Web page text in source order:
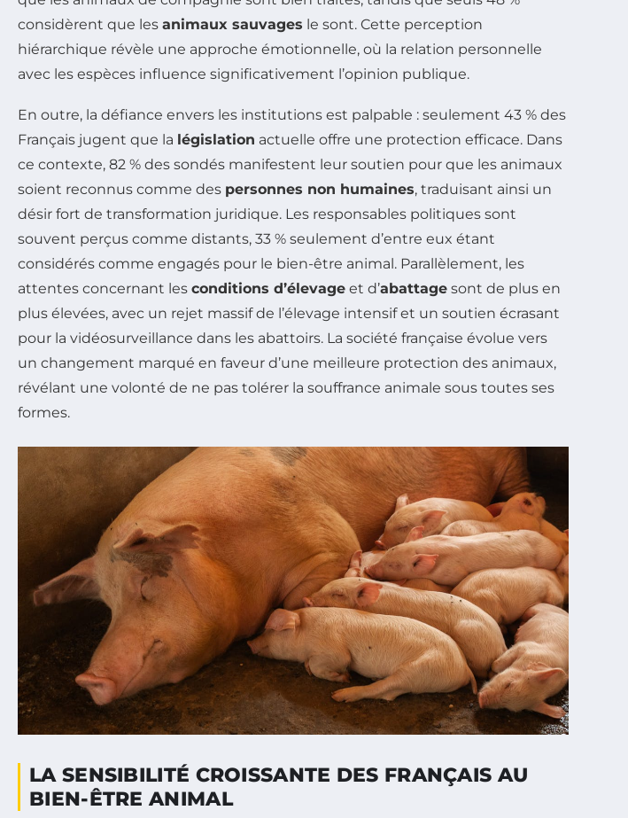
considèrent que les animaux sauvages le sont. Cette perception
hiérarchique révèle une approche émotionnelle, où la relation personnelle
avec les espèces influence significativement l’opinion publique.
En outre, la défiance envers les institutions est palpable : seulement 43 % des
Français jugent que la législation actuelle offre une protection efficace. Dans
ce contexte, 82 % des sondés manifestent leur soutien pour que les animaux
soient reconnus comme des personnes non humaines, traduisant ainsi un
désir fort de transformation juridique. Les responsables politiques sont
souvent perçus comme distants, 33 % seulement d’entre eux étant
considérés comme engagés pour le bien-être animal. Parallèlement, les
attentes concernant les conditions d’élevage et d’abattage sont de plus en
plus élevées, avec un rejet massif de l’élevage intensif et un soutien écrasant
pour la vidéosurveillance dans les abattoirs. La société française évolue vers
un changement marqué en faveur d’une meilleure protection des animaux,
révélant une volonté de ne pas tolérer la souffrance animale sous toutes ses
formes.
LA SENSIBILITÉ CROISSANTE DES FRANÇAIS AU
BIEN-ÊTRE ANIMAL